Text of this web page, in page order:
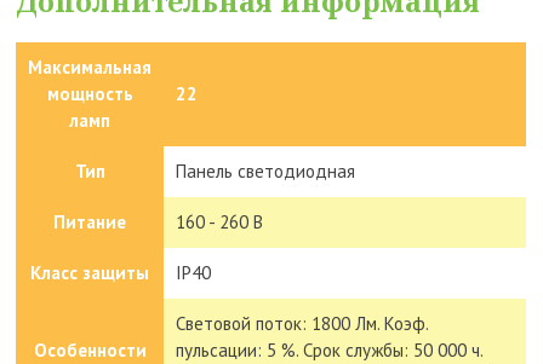
Максимальная
мощность
ламп
22
Тип Панель светодиодная
Питание 160 - 260 В
Класс защиты IP40
Особенности
Световой поток: 1800 Лм. Коэф.
пульсации: 5 %. Срок службы: 50 000 ч.